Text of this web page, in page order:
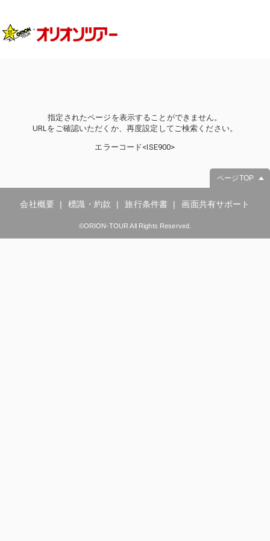
指定されたページを表示することができません。
URLをご確認いただくか、再度設定してご検索ください。
エラーコード<ISE900>
ページTOP
会社概要 標識・約款 旅行条件書 画面共有サポート
©ORION-TOUR All Rights Reserved.